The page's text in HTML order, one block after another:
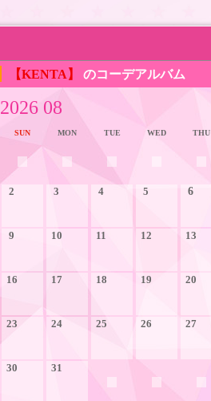
【KENTA】 のコーデアルバム
2026 08
SUN MON TUE WED THU
2 3 4 5 6
9 10 11 12 13
16 17 18 19 20
23 24 25 26 27
30 31